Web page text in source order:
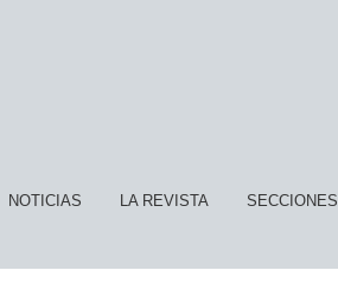
NOTICIAS LA REVISTA SECCIONES